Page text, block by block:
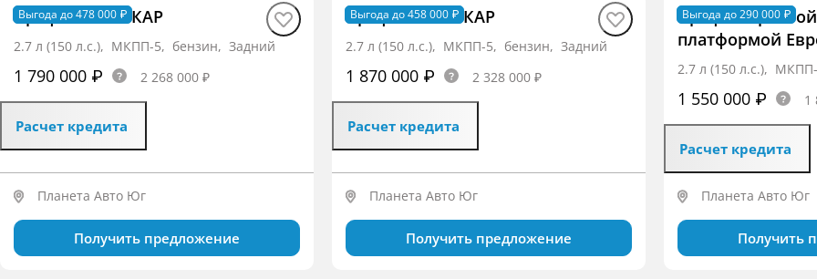
Выгода до 478 000 ₽
Профи BASE ИКАР
2.7 л (150 л.с.), МКПП-5, бензин, Задний
1 790 000 ₽ 2 268 000 ₽
Расчет кредита
Планета Авто Юг
Получить предложение
Выгода до 458 000 ₽
Профи BASE ИКАР
2.7 л (150 л.с.), МКПП-5, бензин, Задний
1 870 000 ₽ 2 328 000 ₽
Расчет кредита
Планета Авто Юг
Получить предложение
Выгода до 290 000 ₽
Профи
платформой
2.7 л (150 л.с.),
1 550 000 ₽ 1
Расчет кредита
Планета Авто Юг
Получить